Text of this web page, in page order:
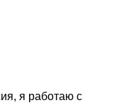
я работаю с